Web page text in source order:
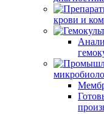
крови и